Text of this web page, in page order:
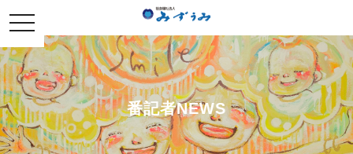
toggle
navigation
番記者NEWS